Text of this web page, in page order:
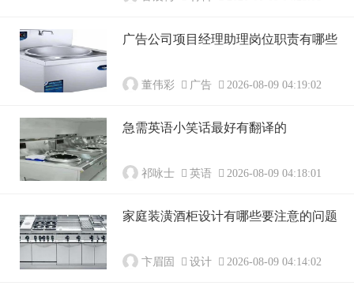
广告公司项目经理助理岗位职责有哪些
董伟彩 广告 2026-08-09 04:19:02
急需英语小笑话最好有翻译的
祁咏士 英语 2026-08-09 04:18:01
家庭装潢酒柜设计有哪些要注意的问题
卞眉固 设计 2026-08-09 04:14:02